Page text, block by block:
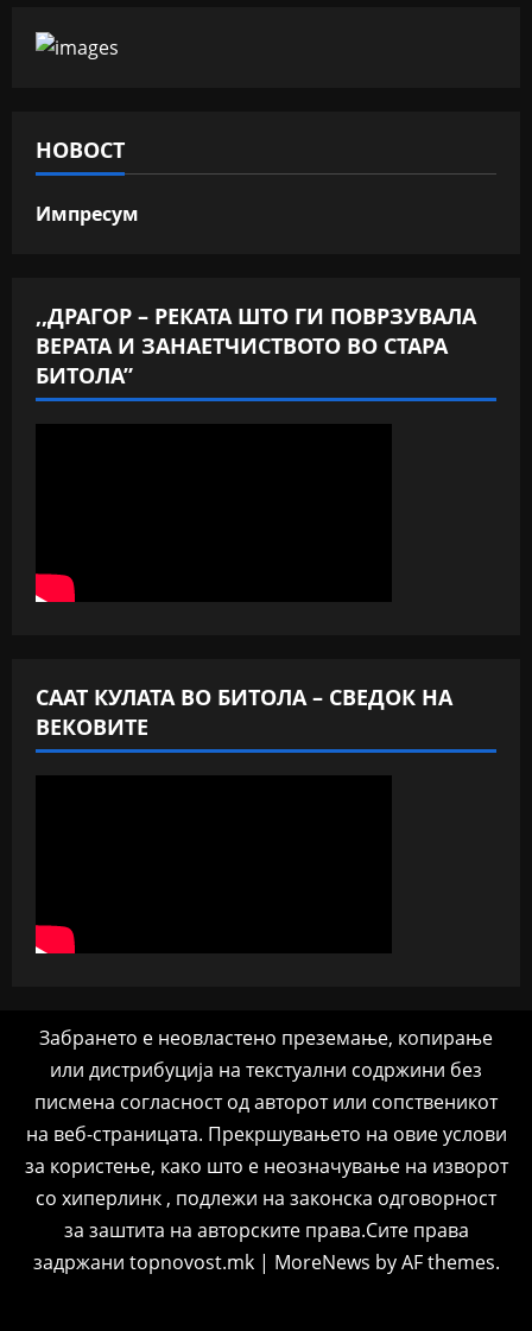
НОВОСТ
Импресум
,,ДРАГОР – РЕКАТА ШТО ГИ ПОВРЗУВАЛА
ВЕРАТА И ЗАНАЕТЧИСТВОТО ВО СТАРА
БИТОЛА”
СААТ КУЛАТА ВО БИТОЛА – СВЕДОК НА
ВЕКОВИТЕ
Забрането е неовластено преземање, копирање
или дистрибуција на текстуални содржини без
писмена согласност од авторот или сопственикот
на веб-страницата. Прекршувањето на овие услови
за користење, како што е неозначување на изворот
со хиперлинк , подлежи на законска одговорност
за заштита на авторските права.Сите права
задржани topnovost.mk | MoreNews by AF themes.